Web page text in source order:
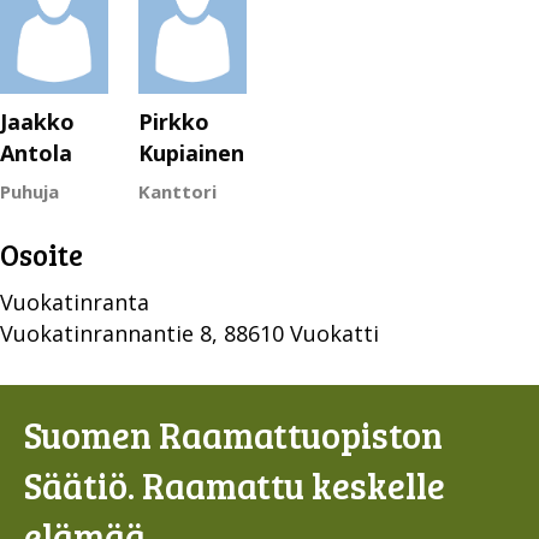
Jaakko
Antola
Puhuja
Pirkko
Kupiainen
Kanttori
Osoite
Vuokatinranta
Vuokatinrannantie 8, 88610 Vuokatti
Suomen Raamattuopiston
Säätiö. Raamattu keskelle